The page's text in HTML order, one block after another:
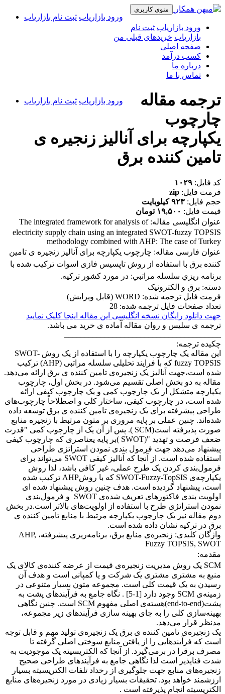
منوی کاربری
ورود بازاریاب ثبت نام بازاریاب
ورود بازاریاب ثبت نام
بازاریاب خریدهای قبلی من
صفحه اصلی
کسب درآمد
درباره ما
تماس با ما
ورود بازاریاب ثبت نام بازاریاب
ترجمه مقاله
چارچوب
یکپارچه برای آنالیز زنجیره ی
تامین کننده برق
کد فایل: ۱۰۲۹
فرمت فایل: zip
حجم فایل: ۹۲۳ کیلوبایت
قیمت فایل: ۱۹,۵۰۰ تومان
عنوان انگلیسی مقاله:The integrated framework for analysis of
electricity supply chain using an integrated SWOT-fuzzy TOPSIS
methodology combined with AHP: The case of Turkey
عنوان فارسی مقاله: چارچوب یکپارچه برای آنالیز زنجیره ی تامین
کننده برق با استفاده از روش تاپسیس فازی اسوات ترکیب شده با
برنامه ريزي سلسله مراتبي: در مورد کشور ترکیه.
دسته: برق و الکترونیک
فرمت فایل ترجمه شده: WORD (قابل ویرایش)
تعداد صفحات فایل ترجمه شده: 28
جهت دانلود رایگان نسخه انگلیسی این مقاله اینجا کلیک نمایید
ترجمه ی سلیس و روان مقاله آماده ی خرید می باشد.
چکیده ترجمه:
این مقاله یک چارچوب یکپارچه‌ را با استفاده از یک روش SWOT-
fuzzy TOPSIS که با فرایند تحلیلی سلسله مراتبی (AHP) ترکیب
شده است،جهت آنالیز یک زنجیره‌ی تامین کننده ی برق ارائه می‌دهد.
مقاله به دو بخش اصلی تقسیم می‌شود. در بخش اول، چارچوب
یکپارچه‌ متشکل از یک چارچوب کمی و یک چارچوب کیفی ارائه
شده است، در چارچوب کیفی، ساختار کلی و اصطلاحاً چارچوب‌های
طراحی پیشرفته برای یک زنجیره‌ی تامین کننده ی برق توسعه داده
شده‌اند. چنین عملی بر پایه مروری بر متون مرتبط با زنجیره‌ منابع
صورت پذیرفته است(SCM ). پس از آن یک از چارچوب کمی "قدرت
ضعف فرصت و تهدید "(SWOT )بر پایه یعناصری که چارچوب کیفی
پیشنهاد می‌دهد جهت فرمول بندی نمودن استراتژی طراحی
استفاده شده است. از آنجا که آنالیز کیفی SWOT می‌تواند برای
فرمول‌بندی کردن یک طرح عملی، غیر کافی باشد، لذا روش
یکپارچه‌ی SWOT-Fuzzy-TopSIS‌ که با روشAHP ترکیب شده
است، پیشنهاد گردیده است. هدف چنین روش پیشنهاد شده ای
اولویت ‌بندی فاکتورهای تعریف شده‌ی SWOT و فرمول‌بندی
نمودن استراتژی طرح با استفاده از اولویت‌های بالاتر است.در بخش
دوم مقاله نیز یک چارچوب یکپارچه مرتبط با منابع تامین کننده ی
برق در ترکیه نشان داده شده است.
واژگان کلیدی: زنجیره‌ی منابع برق، برنامه‌ریزی پیشرفته، AHP,
Fuzzy TOPSIS, SWOT
مقدمه:
SCM یک روش مدیریت زنجیره‌ی قیمت از عرضه کننده‌ی کالای یک
منبع به مشتری مشتری یک شرکت و یا کمپانی است و هدف آن
رسیدن به یک قیمت کلی است. مجموعه متون بسیار متنوعی در
زمینه‌ی SCM وجود دارد [1-5] . نگاه جامع به فرآیندهای پشت به
پشت(end-to-end)هسته‌ی اصلی مفهوم SCM‌ است. چنین نگاهی
بهینه‌سازی کلی را به جای بهینه سازی فرآیندهای زیر مجموعه،
مدنظر قرار می‌دهد.
یک زنجیره‌ی تامین کننده ی برق یک زنجیره‌ی تولید مهم و قابل توجه
است که فرآیندهایی را از یافتن منابع سوختی اصلی گرفته تا
مصرف برقرا در برمی‌گیرد. از آنجا که الکتریسیته یک موجودیت به
شدت فناپذیر است لذا نگاهی جامع به فرآیندهای طراحی صحیح
زنجیره‌های منابع جهت جلوگیری از رخداد تلفات الکتریسیته بسیار
ارزشمند خواهد بود. تحقیقات بسیار زیادی در مورد زنجیره‌های منابع
الکتریسیته انجام پذیرفته است .